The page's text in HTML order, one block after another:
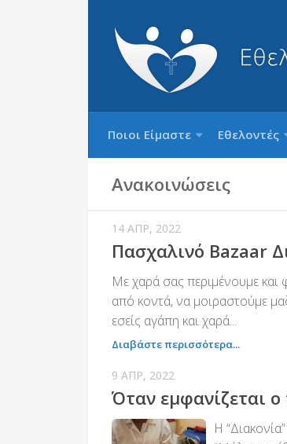
Ποιοι Είμαστε Εθελοντές
Ανακοινώσεις
14 ΑΠΡ, 2022
Πασχαλινό Bazaar
Με χαρά σας περιμένουμε
από κοντά, να μοιραστούμε
εσείς αγάπη και χαρά...
Διαβάστε περισσότερα...
9 ΑΠΡ, 2022
Όταν εμφανίζεται
Η